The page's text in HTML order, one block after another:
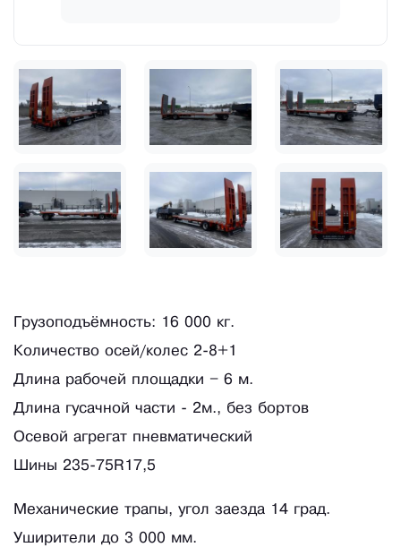
Грузоподъёмность: 16 000 кг.
Количество осей/колес 2-8+1
Длина рабочей площадки – 6 м.
Длина гусачной части - 2м., без бортов
Осевой агрегат пневматический
Шины 235-75R17,5
Механические трапы, угол заезда 14 град.
Уширители до 3 000 мм.